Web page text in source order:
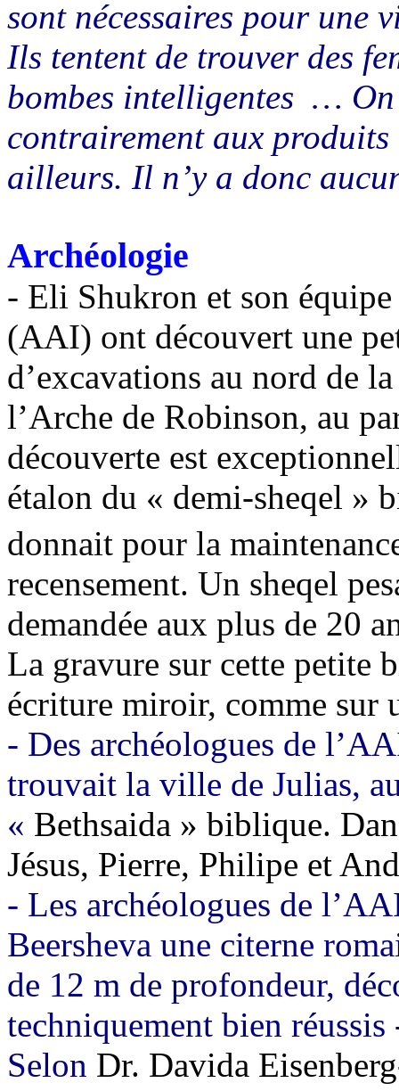
sont nécessaires pour
Ils tentent de trouver des
bombes intelligentes …
contrairement aux
ailleurs. Il n’y a donc
Archéologie
- Eli Shukron et son
(AAI) ont découvert une
d’excavations au nord de
l’Arche de Robinson, au
découverte est
étalon du « demi-sheqel »
donnait pour la
recensement. Un sheqel
demandée aux plus de 20
La gravure sur cette petite
écriture miroir, comme sur
- Des archéologues de
trouvait la ville de Julias,
« Bethsaida » biblique.
Jésus, Pierre, Philipe et
- Les archéologues de
Beersheva une citerne
de 12 m de profondeur,
techniquement bien
Selon Dr. Davida